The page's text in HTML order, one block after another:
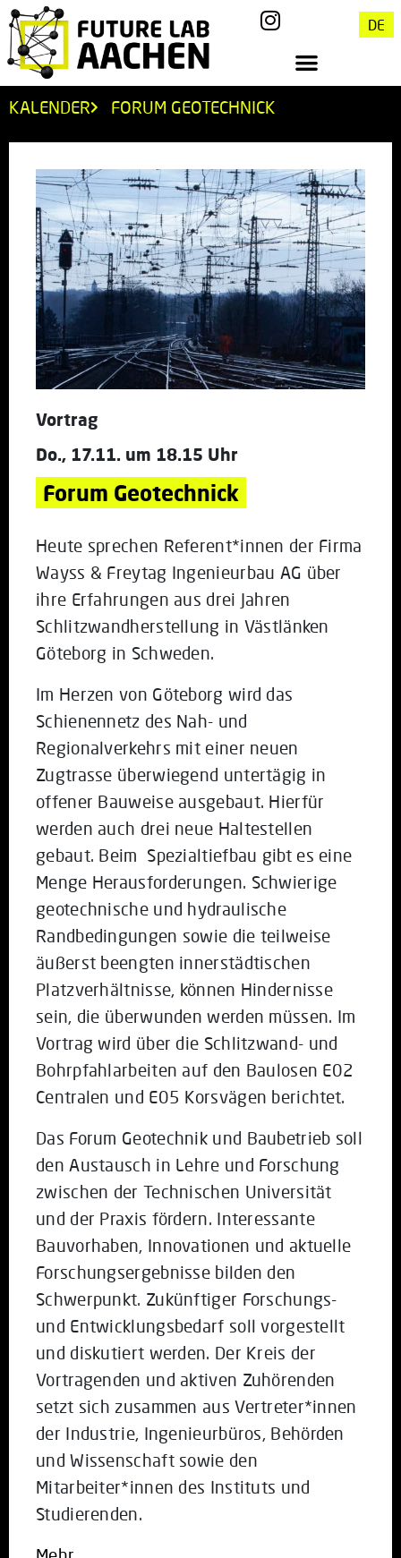
DE
KALENDER FORUM GEOTECHNICK
Vortrag
Do., 17.11. um 18.15 Uhr
Forum Geotechnick
Heute sprechen Referent*innen der Firma
Wayss & Freytag Ingenieurbau AG über
ihre Erfahrungen aus drei Jahren
Schlitzwandherstellung in Västlänken
Göteborg in Schweden.
Im Herzen von Göteborg wird das
Schienennetz des Nah- und
Regionalverkehrs mit einer neuen
Zugtrasse überwiegend untertägig in
offener Bauweise ausgebaut. Hierfür
werden auch drei neue Haltestellen
gebaut. Beim Spezialtiefbau gibt es eine
Menge Herausforderungen. Schwierige
geotechnische und hydraulische
Randbedingungen sowie die teilweise
äußerst beengten innerstädtischen
Platzverhältnisse, können Hindernisse
sein, die überwunden werden müssen. Im
Vortrag wird über die Schlitzwand- und
Bohrpfahlarbeiten auf den Baulosen E02
Centralen und E05 Korsvägen berichtet.
Das Forum Geotechnik und Baubetrieb soll
den Austausch in Lehre und Forschung
zwischen der Technischen Universität
und der Praxis fördern. Interessante
Bauvorhaben, Innovationen und aktuelle
Forschungsergebnisse bilden den
Schwerpunkt. Zukünftiger Forschungs-
und Entwicklungsbedarf soll vorgestellt
und diskutiert werden. Der Kreis der
Vortragenden und aktiven Zuhörenden
setzt sich zusammen aus Vertreter*innen
der Industrie, Ingenieurbüros, Behörden
und Wissenschaft sowie den
Mitarbeiter*innen des Instituts und
Studierenden.